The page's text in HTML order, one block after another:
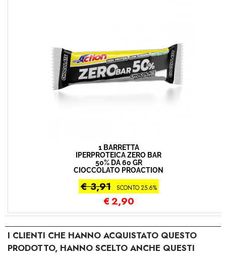
1 BARRETTA
IPERPROTEICA ZERO BAR
50% DA 60 GR
CIOCCOLATO PROACTION
€ 3,91 SCONTO 25.6%
€2,90
I CLIENTI CHE HANNO ACQUISTATO QUESTO
PRODOTTO, HANNO SCELTO ANCHE QUESTI